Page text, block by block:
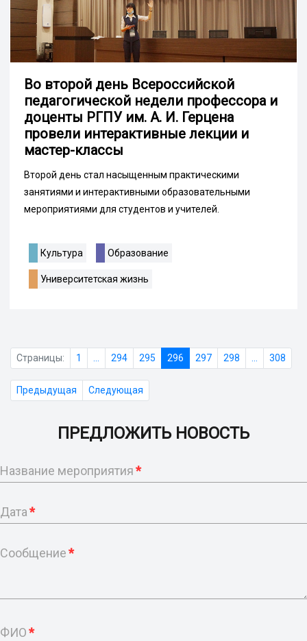
Во второй день Всероссийской
педагогической недели профессора и
доценты РГПУ им. А. И. Герцена
провели интерактивные лекции и
мастер-классы
Второй день стал насыщенным практическими
занятиями и интерактивными образовательными
мероприятиями для студентов и учителей.
Культура Образование
Университетская жизнь
Страницы: 1 294 295 296 297 298 308
Предыдущая Следующая
ПРЕДЛОЖИТЬ НОВОСТЬ
Название мероприятия*
Дата*
Сообщение*
ФИО*